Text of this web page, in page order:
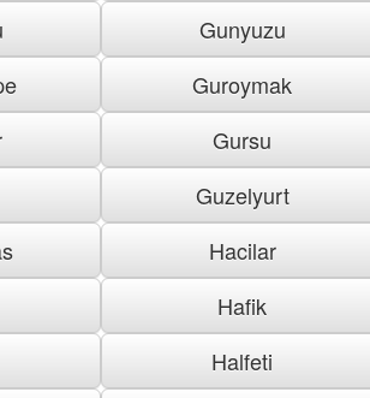
Gunyuzu
Guroymak
Gursu
Guzelyurt
Hacilar
Hafik
Halfeti